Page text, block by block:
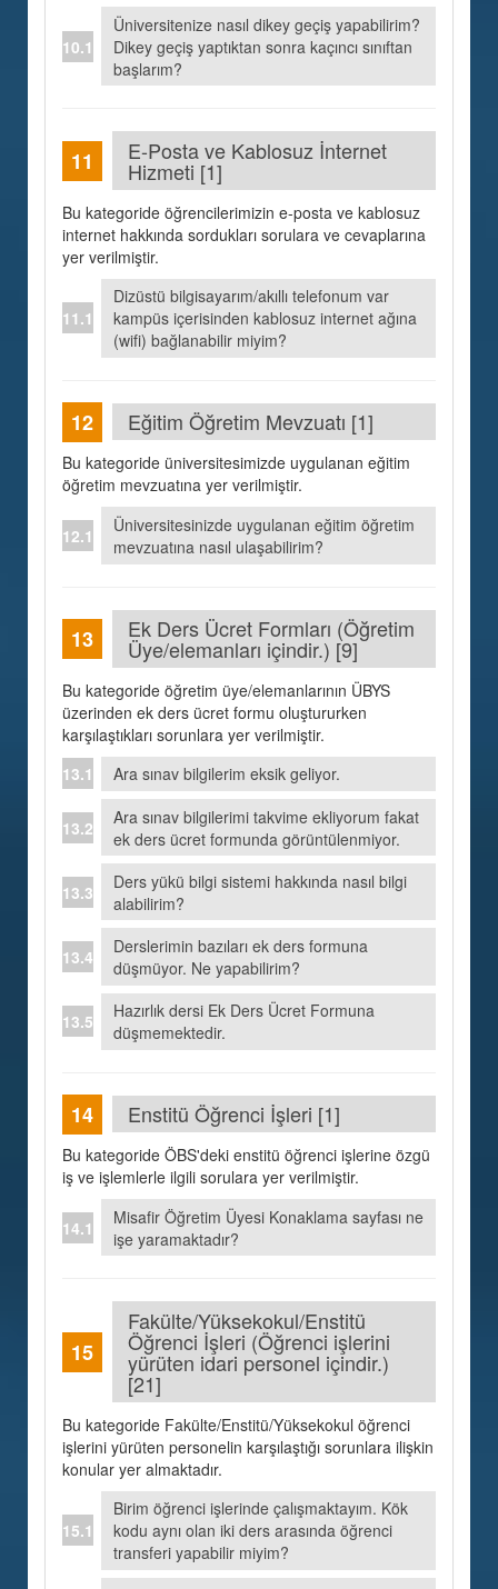
Üniversitenize nasıl dikey geçiş yapabilirim?
Dikey geçiş yaptıktan sonra kaçıncı sınıftan
başlarım?
E-Posta ve Kablosuz İnternet
Hizmeti [1]
Bu kategoride öğrencilerimizin e-posta ve kablosuz
internet hakkında sordukları sorulara ve cevaplarına
yer verilmiştir.
Dizüstü bilgisayarım/akıllı telefonum var
kampüs içerisinden kablosuz internet ağına
(wifi) bağlanabilir miyim?
Eğitim Öğretim Mevzuatı [1]
Bu kategoride üniversitesimizde uygulanan eğitim
öğretim mevzuatına yer verilmiştir.
Üniversitesinizde uygulanan eğitim öğretim
mevzuatına nasıl ulaşabilirim?
Ek Ders Ücret Formları (Öğretim
Üye/elemanları içindir.) [9]
Bu kategoride öğretim üye/elemanlarının ÜBYS
üzerinden ek ders ücret formu oluştururken
karşılaştıkları sorunlara yer verilmiştir.
Ara sınav bilgilerim eksik geliyor.
Ara sınav bilgilerimi takvime ekliyorum fakat
ek ders ücret formunda görüntülenmiyor.
Ders yükü bilgi sistemi hakkında nasıl bilgi
alabilirim?
Derslerimin bazıları ek ders formuna
düşmüyor. Ne yapabilirim?
Hazırlık dersi Ek Ders Ücret Formuna
düşmemektedir.
Enstitü Öğrenci İşleri [1]
Bu kategoride ÖBS'deki enstitü öğrenci işlerine özgü
iş ve işlemlerle ilgili sorulara yer verilmiştir.
Misafir Öğretim Üyesi Konaklama sayfası ne
işe yaramaktadır?
Fakülte/Yüksekokul/Enstitü
Öğrenci İşleri (Öğrenci işlerini
yürüten idari personel içindir.)
[21]
Bu kategoride Fakülte/Enstitü/Yüksekokul öğrenci
işlerini yürüten personelin karşılaştığı sorunlara ilişkin
konular yer almaktadır.
Birim öğrenci işlerinde çalışmaktayım. Kök
kodu aynı olan iki ders arasında öğrenci
transferi yapabilir miyim?